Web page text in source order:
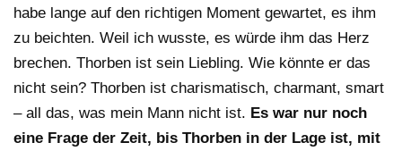
habe lange auf den richtigen Moment gewartet, es ihm
zu beichten. Weil ich wusste, es würde ihm das Herz
brechen. Thorben ist sein Liebling. Wie könnte er das
nicht sein? Thorben ist charismatisch, charmant, smart
– all das, was mein Mann nicht ist. Es war nur noch
eine Frage der Zeit, bis Thorben in der Lage ist, mit